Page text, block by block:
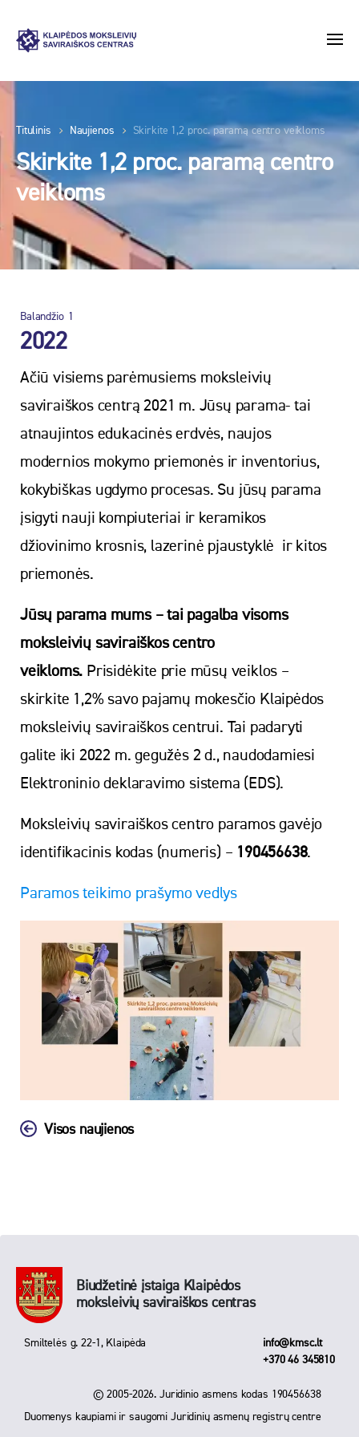
Titulinis Naujienos Skirkite 1,2 proc. paramą centro veikloms
Skirkite 1,2 proc. paramą centro
veikloms
Balandžio 1
2022
Ačiū visiems parėmusiems moksleivių
saviraiškos centrą 2021 m. Jūsų parama- tai
atnaujintos edukacinės erdvės, naujos
modernios mokymo priemonės ir inventorius,
kokybiškas ugdymo procesas. Su jūsų parama
įsigyti nauji kompiuteriai ir keramikos
džiovinimo krosnis, lazerinė pjaustyklė ir kitos
priemonės.
Jūsų parama mums – tai pagalba visoms
moksleivių saviraiškos centro
veikloms. Prisidėkite prie mūsų veiklos –
skirkite 1,2% savo pajamų mokesčio Klaipėdos
moksleivių saviraiškos centrui. Tai padaryti
galite iki 2022 m. gegužės 2 d., naudodamiesi
Elektroninio deklaravimo sistema (EDS).
Moksleivių saviraiškos centro paramos gavėjo
identifikacinis kodas (numeris) – 190456638.
Paramos teikimo prašymo vedlys
Visos naujienos
Biudžetinė įstaiga Klaipėdos
moksleivių saviraiškos centras
Smiltelės g. 22-1, Klaipėda
info@kmsc.lt
+370 46 345810
© 2005-2026. Juridinio asmens kodas 190456638
Duomenys kaupiami ir saugomi Juridinių asmenų registrų centre